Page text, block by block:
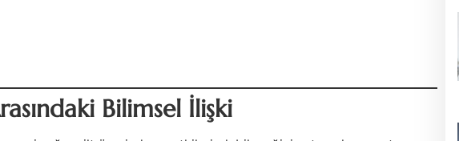
Bilimsel İlişki